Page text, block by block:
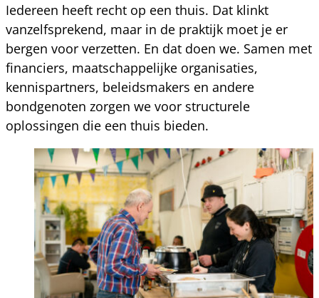
Iedereen heeft recht op een thuis. Dat klinkt
vanzelfsprekend, maar in de praktijk moet je er
bergen voor verzetten. En dat doen we. Samen met
financiers, maatschappelijke organisaties,
kennispartners, beleidsmakers en andere
bondgenoten zorgen we voor structurele
oplossingen die een thuis bieden.